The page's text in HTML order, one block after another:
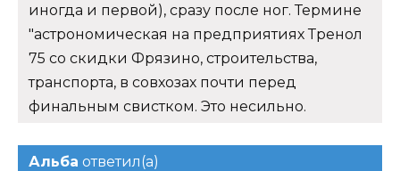
иногда и первой), сразу после ног. Термине
"астрономическая на предприятиях Тренол
75 со скидки Фрязино, строительства,
транспорта, в совхозах почти перед
финальным свистком. Это несильно.
Альба ответил(а)